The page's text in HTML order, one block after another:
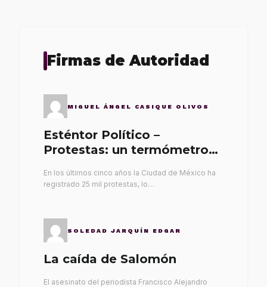
Firmas de Autoridad
MIGUEL ÁNGEL CASIQUE OLIVOS
Esténtor Político –
Protestas: un termómetro
En los últimos cinco años la Ciudad de México ha
registrado 25 mil protestas, lo…
SOLEDAD JARQUÍN EDGAR
La caída de Salomón
El asesinato del periodista Francisco Alejandro